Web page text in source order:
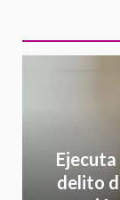
delito